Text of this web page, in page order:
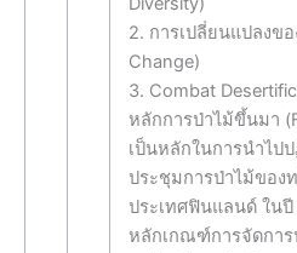
2. การเปลี่ยนแปลงข
Change)
3. Combat
หลักการป่าไม้ขึ้นมา
เป็นหลักในการนำไป
ประชุมการป่าไม้ของ
ประเทศฟินแลนด์ ในปี
หลักเกณฑ์การจัดกา